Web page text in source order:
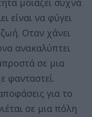
μοιάζει συχνά
είναι να φύγει
ζωή. Οταν χάνει
ανακαλύπτει
σε μια
φανταστεί.
για το
σε μια πόλη